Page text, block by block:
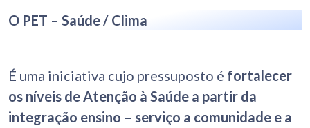
O PET – Saúde / Clima
É uma iniciativa cujo pressuposto é fortalecer
os níveis de Atenção à Saúde a partir da
integração ensino – serviço a comunidade e a